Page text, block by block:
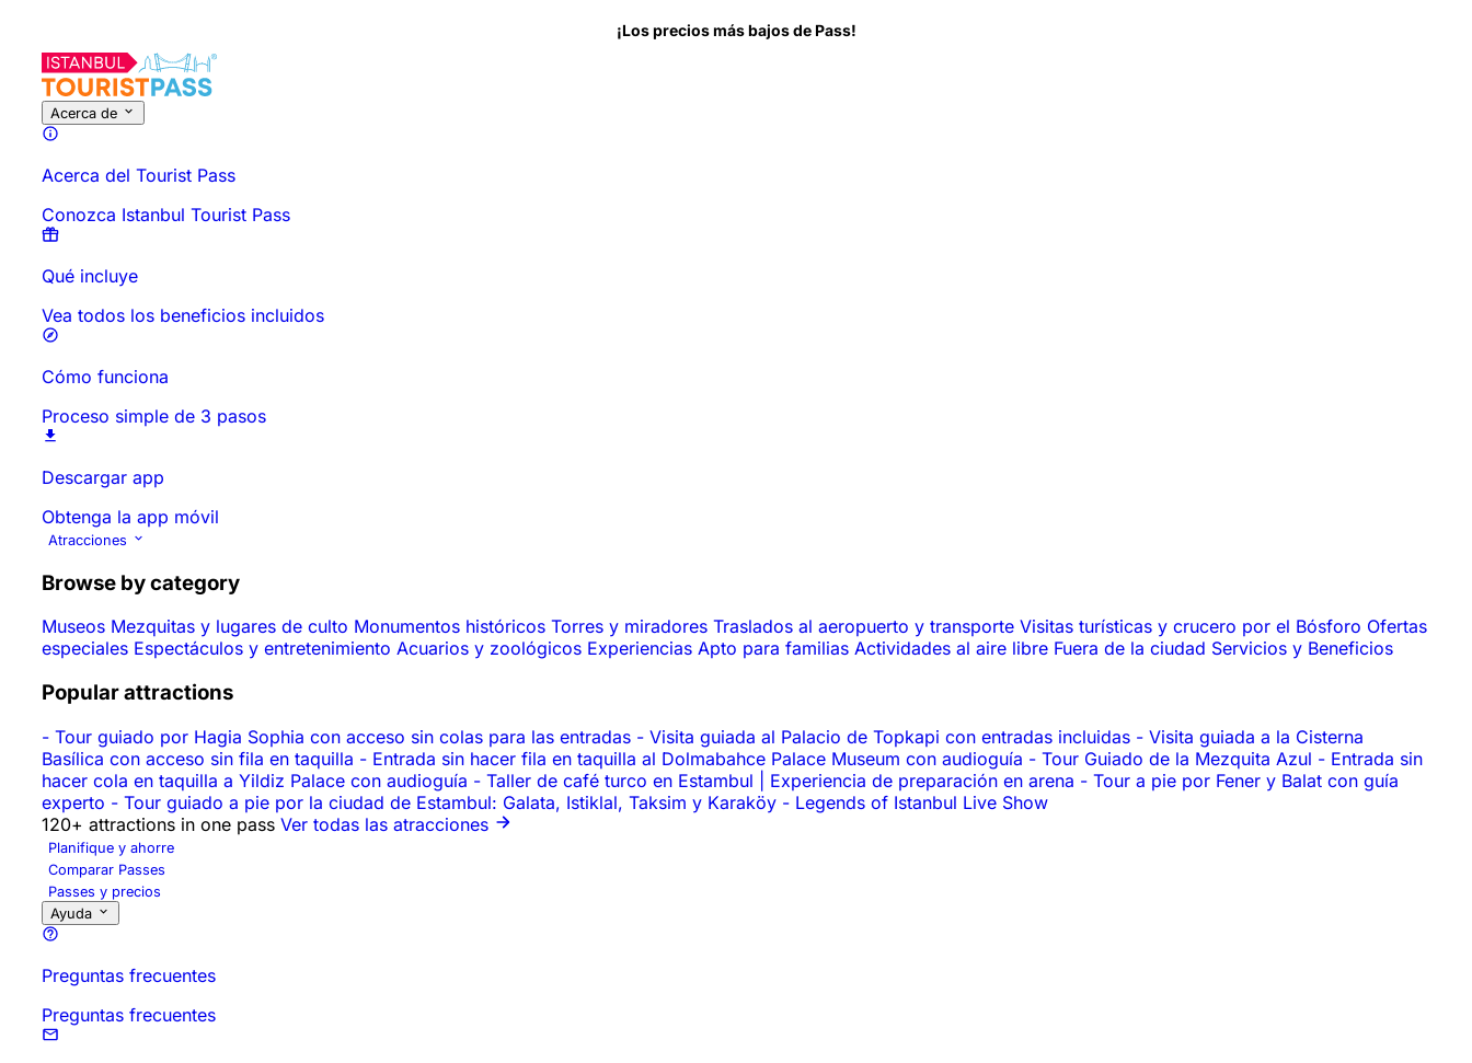
¡Los precios más bajos de Pass!
Acerca de
Acerca del Tourist Pass
Conozca Istanbul Tourist Pass
Qué incluye
Vea todos los beneficios incluidos
Cómo funciona
Proceso simple de 3 pasos
Descargar app
Obtenga la app móvil
Atracciones
Browse by category
Museos Mezquitas y lugares de culto Monumentos históricos Torres y miradores Traslados al aeropuerto y transporte Visitas turísticas y crucero por el Bósforo Ofertas
especiales Espectáculos y entretenimiento Acuarios y zoológicos Experiencias Apto para familias Actividades al aire libre Fuera de la ciudad Servicios y Beneficios
Popular attractions
- Tour guiado por Hagia Sophia con acceso sin colas para las entradas - Visita guiada al Palacio de Topkapi con entradas incluidas - Visita guiada a la Cisterna
Basílica con acceso sin fila en taquilla - Entrada sin hacer fila en taquilla al Dolmabahce Palace Museum con audioguía - Tour Guiado de la Mezquita Azul - Entrada sin
hacer cola en taquilla a Yildiz Palace con audioguía - Taller de café turco en Estambul | Experiencia de preparación en arena - Tour a pie por Fener y Balat con guía
experto - Tour guiado a pie por la ciudad de Estambul: Galata, Istiklal, Taksim y Karaköy - Legends of Istanbul Live Show
120+ attractions in one pass Ver todas las atracciones
Planifique y ahorre
Comparar Passes
Passes y precios
Ayuda
Preguntas frecuentes
Preguntas frecuentes
Antes de ir Preguntas Frecuentes